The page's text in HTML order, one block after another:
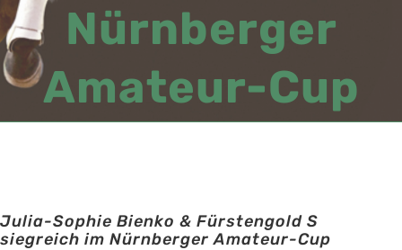
Nürnberger
Amateur-Cup
Julia-Sophie Bienko & Fürstengold S
siegreich im Nürnberger Amateur-Cup